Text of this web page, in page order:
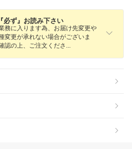
必ず』お読み下さい
務に入ります為、お届け先変更や
変更が承れない場合がございま
認の上、ご注文くださ